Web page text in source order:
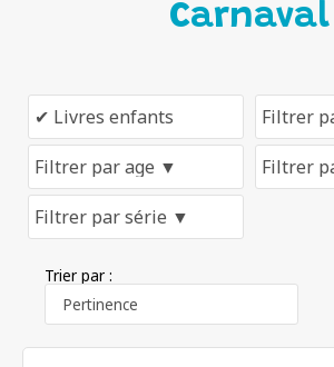
Carnaval
Trier par :